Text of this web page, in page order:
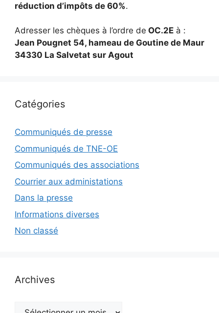
réduction d’impôts de 60%.
Adresser les chèques à l’ordre de OC.2E à :
Jean Pougnet 54, hameau de Goutine de Maur
34330 La Salvetat sur Agout
Catégories
Communiqués de presse
Communiqués de TNE-OE
Communiqués des associations
Courrier aux administations
Dans la presse
Informations diverses
Non classé
Archives
Archives